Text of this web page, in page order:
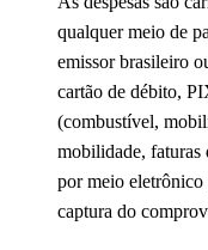
qualquer meio de
emissor brasileiro
cartão de débito,
(combustível,
mobilidade, faturas
por meio eletrônico
captura do